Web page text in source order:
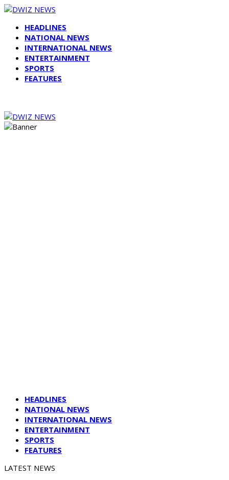
HEADLINES
NATIONAL NEWS
INTERNATIONAL NEWS
ENTERTAINMENT
SPORTS
FEATURES
HEADLINES
NATIONAL NEWS
INTERNATIONAL NEWS
ENTERTAINMENT
SPORTS
FEATURES
LATEST NEWS